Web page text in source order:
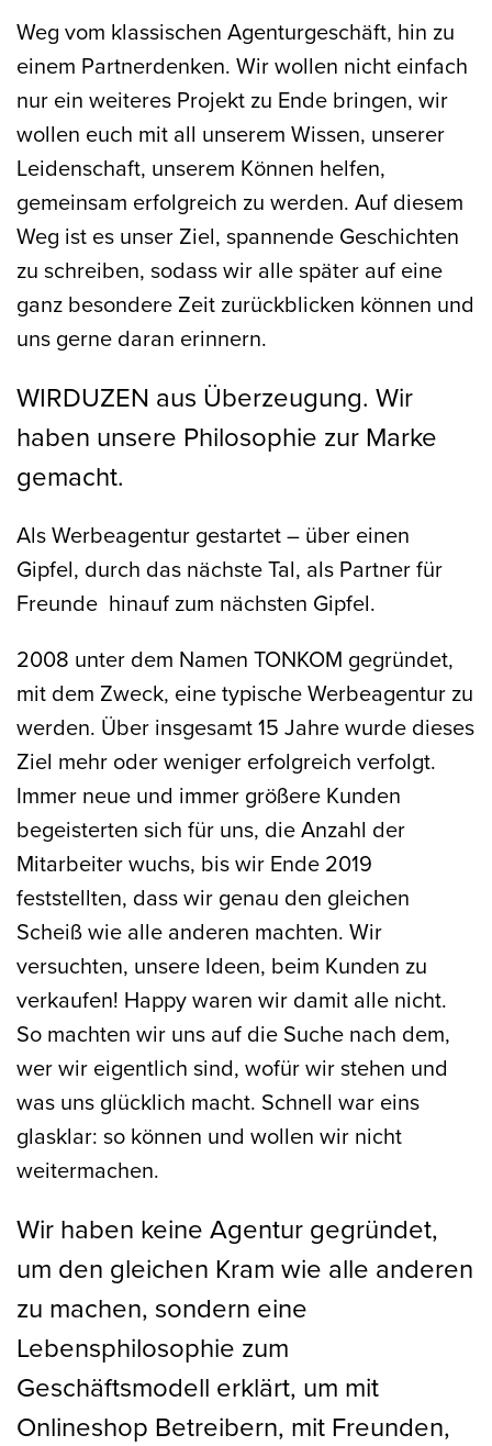
Weg vom klassischen Agenturgeschäft, hin zu
einem Partnerdenken. Wir wollen nicht einfach
nur ein weiteres Projekt zu Ende bringen, wir
wollen euch mit all unserem Wissen, unserer
Leidenschaft, unserem Können helfen,
gemeinsam erfolgreich zu werden. Auf diesem
Weg ist es unser Ziel, spannende Geschichten
zu schreiben, sodass wir alle später auf eine
ganz besondere Zeit zurückblicken können und
uns gerne daran erinnern.
WIRDUZEN aus Überzeugung. Wir
haben unsere Philosophie zur Marke
gemacht.
Als Werbeagentur gestartet – über einen
Gipfel, durch das nächste Tal, als Partner für
Freunde hinauf zum nächsten Gipfel.
2008 unter dem Namen TONKOM gegründet,
mit dem Zweck, eine typische Werbeagentur zu
werden. Über insgesamt 15 Jahre wurde dieses
Ziel mehr oder weniger erfolgreich verfolgt.
Immer neue und immer größere Kunden
begeisterten sich für uns, die Anzahl der
Mitarbeiter wuchs, bis wir Ende 2019
feststellten, dass wir genau den gleichen
Scheiß wie alle anderen machten. Wir
versuchten, unsere Ideen, beim Kunden zu
verkaufen! Happy waren wir damit alle nicht.
So machten wir uns auf die Suche nach dem,
wer wir eigentlich sind, wofür wir stehen und
was uns glücklich macht. Schnell war eins
glasklar: so können und wollen wir nicht
weitermachen.
Wir haben keine Agentur gegründet,
um den gleichen Kram wie alle anderen
zu machen, sondern eine
Lebensphilosophie zum
Geschäftsmodell erklärt, um mit
Onlineshop Betreibern, mit Freunden,